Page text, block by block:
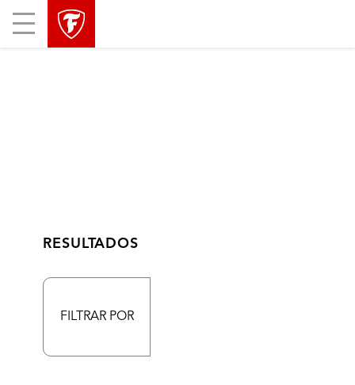
Mobile
Menu
RESULTADOS
FILTRAR POR